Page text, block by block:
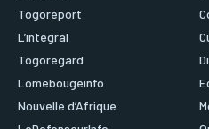
Togoreport
L’integral
Togoregard
Lomebougeinfo
Nouvelle d’Afrique